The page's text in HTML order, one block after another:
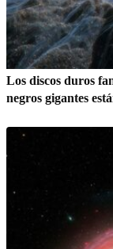
Los discos duros
negros gigantes